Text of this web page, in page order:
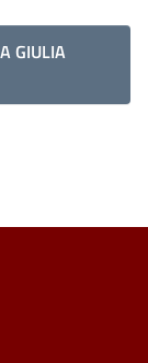
GIULIA